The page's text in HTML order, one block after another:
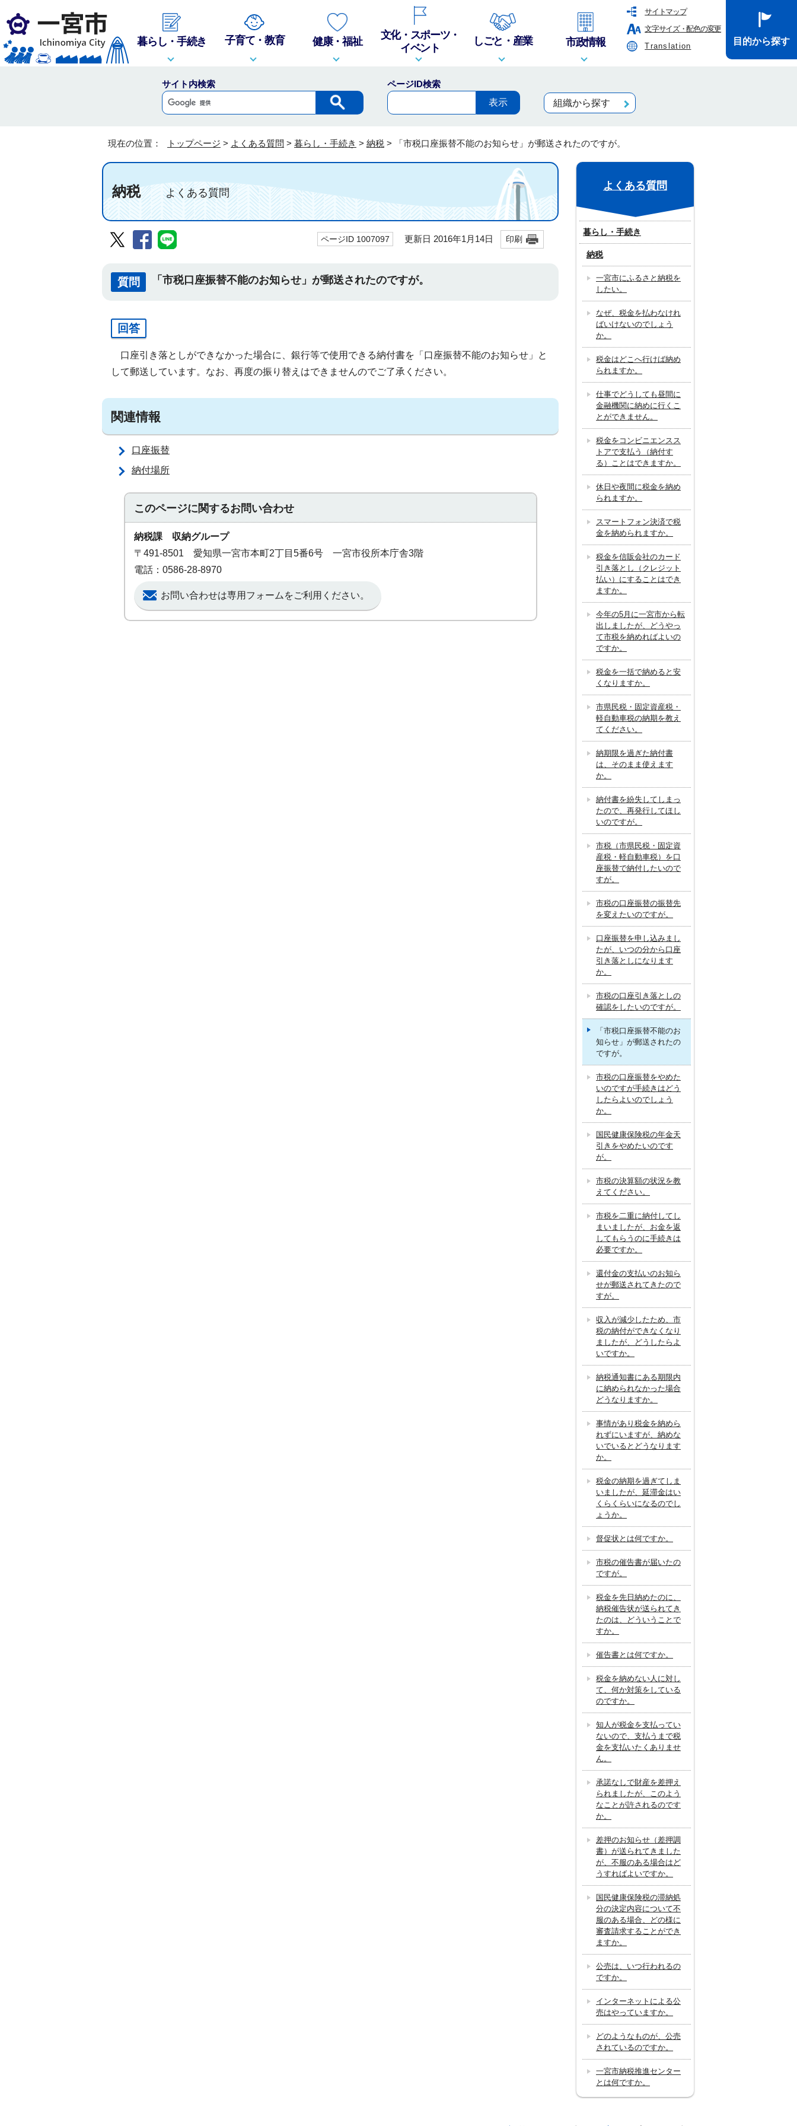
サイトマップ
文字サイズ・配色の変更
Translation
暮らし・手続き 子育て・教育 健康・福祉
文化・スポーツ・
イベント
しごと・産業 市政情報 目的から探す
サイト内検索
ページID検索
組織から探す
現在の位置： トップページ > よくある質問 > 暮らし・手続き > 納税 > 「市税口座振替不能のお知らせ」が郵送されたのですが。
納税よくある質問
ページID 1007097 更新日 2016年1月14日 印刷
質問 「市税口座振替不能のお知らせ」が郵送されたのですが。
回答
口座引き落としができなかった場合に、銀行等で使用できる納付書を「口座振替不能のお知らせ」と
して郵送しています。なお、再度の振り替えはできませんのでご了承ください。
関連情報
口座振替
納付場所
このページに関するお問い合わせ
納税課 収納グループ
〒491-8501 愛知県一宮市本町2丁目5番6号 一宮市役所本庁舎3階
電話：0586-28-8970
お問い合わせは専用フォームをご利用ください。
よくある質問
暮らし・手続き
納税
一宮市にふるさと納税を
したい。
なぜ、税金を払わなけれ
ばいけないのでしょう
か。
税金はどこへ行けば納め
られますか。
仕事でどうしても昼間に
金融機関に納めに行くこ
とができません。
税金をコンビニエンスス
トアで支払う（納付す
る）ことはできますか。
休日や夜間に税金を納め
られますか。
スマートフォン決済で税
金を納められますか。
税金を信販会社のカード
引き落とし（クレジット
払い）にすることはでき
ますか。
今年の5月に一宮市から転
出しましたが、どうやっ
て市税を納めればよいの
ですか。
税金を一括で納めると安
くなりますか。
市県民税・固定資産税・
軽自動車税の納期を教え
てください。
納期限を過ぎた納付書
は、そのまま使えます
か。
納付書を紛失してしまっ
たので、再発行してほし
いのですが。
市税（市県民税・固定資
産税・軽自動車税）を口
座振替で納付したいので
すが。
市税の口座振替の振替先
を変えたいのですが。
口座振替を申し込みまし
たが、いつの分から口座
引き落としになります
か。
市税の口座引き落としの
確認をしたいのですが。
「市税口座振替不能のお
知らせ」が郵送されたの
ですが。
市税の口座振替をやめた
いのですが手続きはどう
したらよいのでしょう
か。
国民健康保険税の年金天
引きをやめたいのです
が。
市税の決算額の状況を教
えてください。
市税を二重に納付してし
まいましたが、お金を返
してもらうのに手続きは
必要ですか。
還付金の支払いのお知ら
せが郵送されてきたので
すが。
収入が減少したため、市
税の納付ができなくなり
ましたが、どうしたらよ
いですか。
納税通知書にある期限内
に納められなかった場合
どうなりますか。
事情があり税金を納めら
れずにいますが、納めな
いでいるとどうなります
か。
税金の納期を過ぎてしま
いましたが、延滞金はい
くらくらいになるのでし
ょうか。
督促状とは何ですか。
市税の催告書が届いたの
ですが。
税金を先日納めたのに、
納税催告状が送られてき
たのは、どういうことで
すか。
催告書とは何ですか。
税金を納めない人に対し
て、何か対策をしている
のですか。
知人が税金を支払ってい
ないので、支払うまで税
金を支払いたくありませ
ん。
承諾なしで財産を差押え
られましたが、このよう
なことが許されるのです
か。
差押のお知らせ（差押調
書）が送られてきました
が、不服のある場合はど
うすればよいですか。
国民健康保険税の滞納処
分の決定内容について不
服のある場合、どの様に
審査請求することができ
ますか。
公売は、いつ行われるの
ですか。
インターネットによる公
売はやっていますか。
どのようなものが、公売
されているのですか。
一宮市納税推進センター
とは何ですか。